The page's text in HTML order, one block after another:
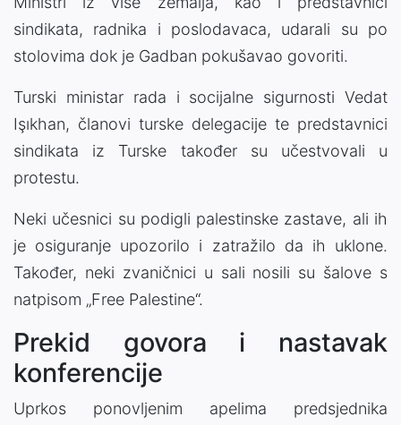
sindikata, radnika i poslodavaca, udarali su po
stolovima dok je Gadban pokušavao govoriti.
Turski ministar rada i socijalne sigurnosti Vedat
Işıkhan, članovi turske delegacije te predstavnici
sindikata iz Turske također su učestvovali u
protestu.
Neki učesnici su podigli palestinske zastave, ali ih
je osiguranje upozorilo i zatražilo da ih uklone.
Također, neki zvaničnici u sali nosili su šalove s
natpisom „Free Palestine“.
Prekid govora i nastavak
konferencije
Uprkos ponovljenim apelima predsjednika